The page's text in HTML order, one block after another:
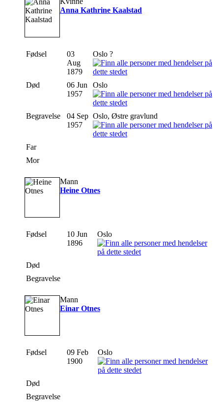
Anna Kathrine Kaalstad
Fødsel
03
Aug
1879
Oslo ?
Død
06 Jun
1957
Oslo
Begravelse
04 Sep
1957
Oslo, Østre gravlund
Far
Mor
Mann
Heine Otnes
Fødsel
10 Jun
1896
Oslo
Død
Begravelse
Mann
Einar Otnes
Fødsel
09 Feb
1900
Oslo
Død
Begravelse